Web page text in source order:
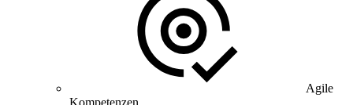
Agile
Kompetenzen